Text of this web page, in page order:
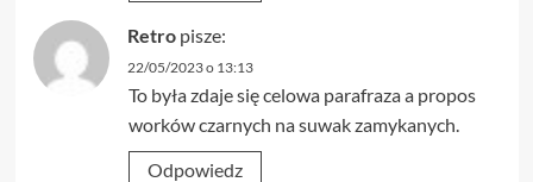
Retro pisze:
22/05/2023 o 13:13
To była zdaje się celowa parafraza a propos
worków czarnych na suwak zamykanych.
Odpowiedz